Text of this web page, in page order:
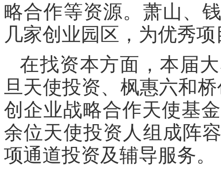
略合作等资源。萧山、
几家创业园区，为优秀
在找资本方面，本届
旦天使投资、枫惠六和
创企业战略合作天使基
余位天使投资人组成阵
项通道投资及辅导服务。